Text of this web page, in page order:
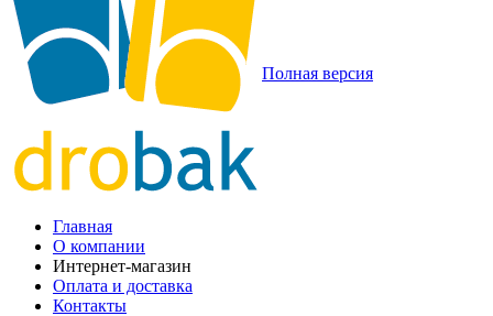
Полная версия
Главная
О компании
Интернет-магазин
Оплата и доставка
Контакты